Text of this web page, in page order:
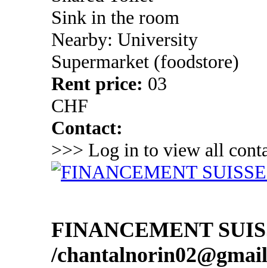
Sink in the room
Nearby: University
Supermarket (foodstore)
Rent price: 03
CHF
Contact:
>>> Log in to view all
FINANCEMENT
/